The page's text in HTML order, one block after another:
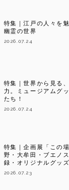
特集｜江戸の人々を
幽霊の世界
2026.07.24
特集｜世界から見る
力。ミュージアムグ
たち！
2026.07.24
特集｜企画展「この
野・大牟田・ブエノ
録・オリジナルグッズ
2026.07.23